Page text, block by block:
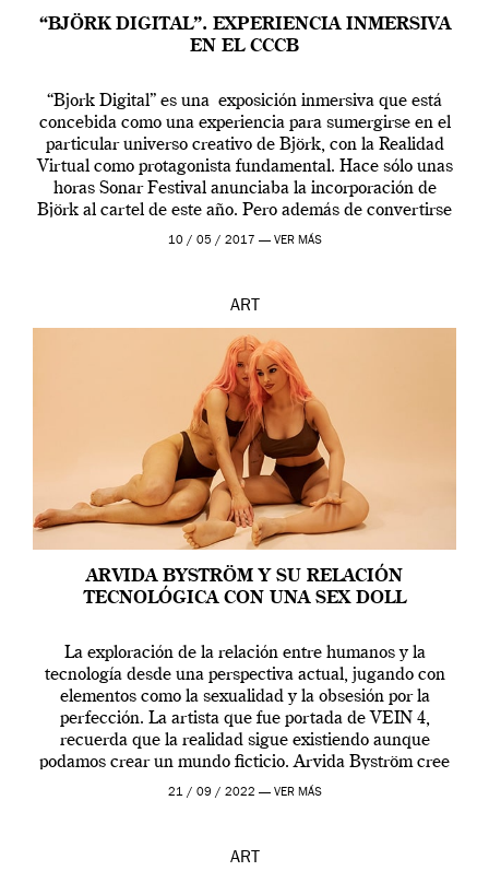
“BJÖRK DIGITAL”. EXPERIENCIA INMERSIVA
EN EL CCCB
“Bjork Digital” es una exposición inmersiva que está
concebida como una experiencia para sumergirse en el
particular universo creativo de Björk, con la Realidad
Virtual como protagonista fundamental. Hace sólo unas
horas Sonar Festival anunciaba la incorporación de
Björk al cartel de este año. Pero además de convertirse
en una de las actuaciones más relevantes […]
10 / 05 / 2017 — VER MÁS
ART
ARVIDA BYSTRÖM Y SU RELACIÓN
TECNOLÓGICA CON UNA SEX DOLL
La exploración de la relación entre humanos y la
tecnología desde una perspectiva actual, jugando con
elementos como la sexualidad y la obsesión por la
perfección. La artista que fue portada de VEIN 4,
recuerda que la realidad sigue existiendo aunque
podamos crear un mundo ficticio. Arvida Byström cree
que los humanos tienen un complejo […]
21 / 09 / 2022 — VER MÁS
ART